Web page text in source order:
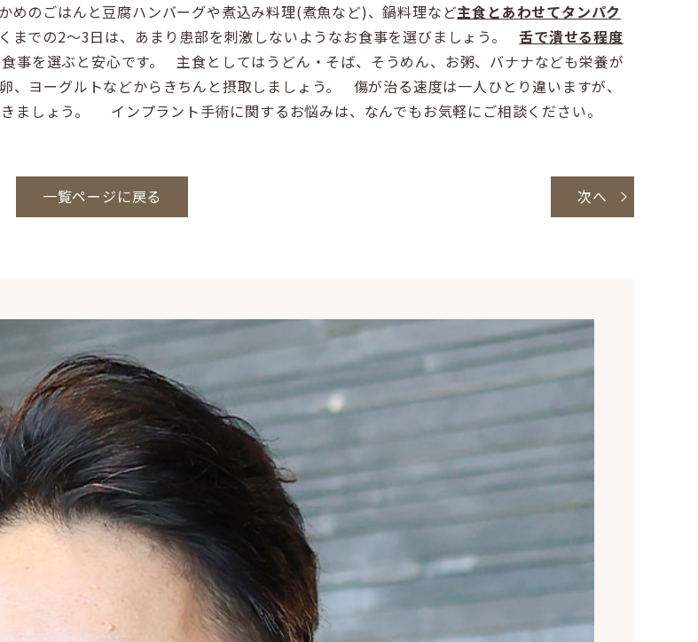
のごはんと豆腐ハンバーグや煮込み料理(煮魚など)、鍋料理など主食とあわせてタンパク
までの2〜3日は、あまり患部を刺激しないようなお食事を選びましょう。舌で潰せる程度
事を選ぶと安心です。 主食としてはうどん・そば、そうめん、お粥、バナナなども栄養が
ヨーグルトなどからきちんと摂取しましょう。 傷が治る速度は一人ひとり違いますが、
ましょう。 インプラント手術に関するお悩みは、なんでもお気軽にご相談ください。
一覧ページに戻る 次へ